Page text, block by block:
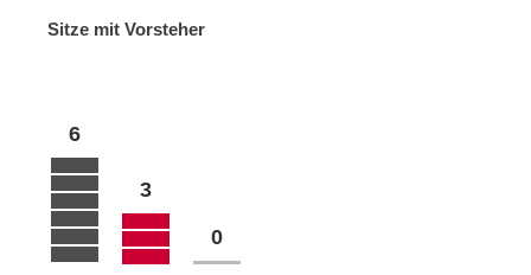
Sitze mit Vorsteher
6
3
0